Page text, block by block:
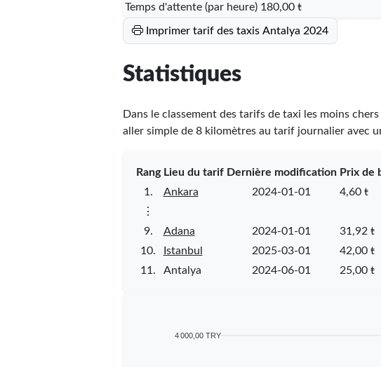
Temps d'attente (par heure) 180,00 ŧ
Imprimer tarif des taxis Antalya 2024
Statistiques
Dans le classement des tarifs de taxi les moins
aller simple de 8 kilomètres au tarif journalier avec
Rang Lieu du tarif Dernière modification Prix de
1.
Ankara 2024-01-01 4,60 ŧ
⋮
9.
Adana 2024-01-01 31,92 ŧ
10.
Istanbul 2025-03-01 42,00 ŧ
11.
Antalya 2024-06-01 25,00 ŧ
4 000,00 TRY